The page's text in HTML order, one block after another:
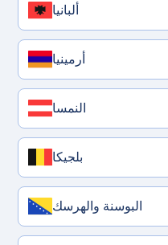
ألبانيا
أرمينيا
النمسا
بلجيكا
البوسنة والهرسك